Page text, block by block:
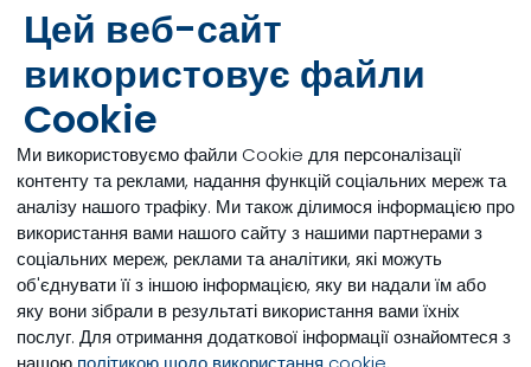
Цей веб-сайт
використовує файли
Cookie
Ми використовуємо файли Cookie для персоналізації
контенту та реклами, надання функцій соціальних мереж та
аналізу нашого трафіку. Ми також ділимося інформацією про
використання вами нашого сайту з нашими партнерами з
соціальних мереж, реклами та аналітики, які можуть
об'єднувати її з іншою інформацією, яку ви надали їм або
яку вони зібрали в результаті використання вами їхніх
послуг. Для отримання додаткової інформації ознайомтеся з
Партрнерство Дженсена Варкенса
та Трау Нутришин: дослідження у